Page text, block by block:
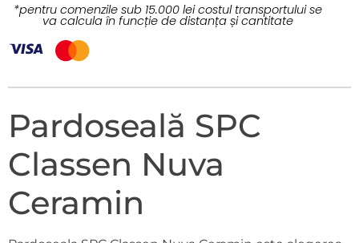
*pentru comenzile sub 15.000 lei costul transportului se
va calcula în funcție de distanța și cantitate
Pardoseală SPC
Classen Nuva
Ceramin